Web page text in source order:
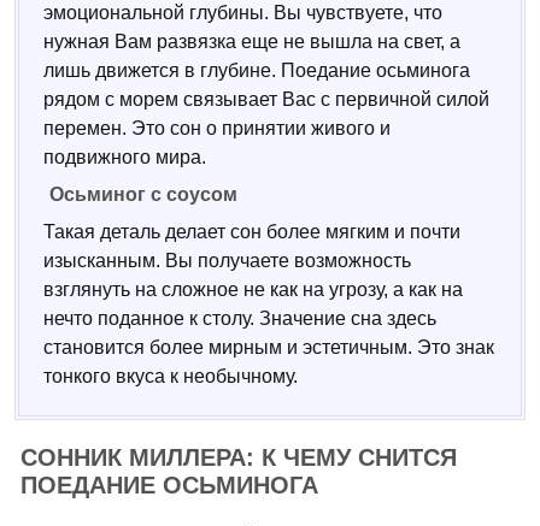
эмоциональной глубины. Вы чувствуете, что
нужная Вам развязка еще не вышла на свет, а
лишь движется в глубине. Поедание осьминога
рядом с морем связывает Вас с первичной силой
перемен. Это сон о принятии живого и
подвижного мира.
Осьминог с соусом
Такая деталь делает сон более мягким и почти
изысканным. Вы получаете возможность
взглянуть на сложное не как на угрозу, а как на
нечто поданное к столу. Значение сна здесь
становится более мирным и эстетичным. Это знак
тонкого вкуса к необычному.
СОННИК МИЛЛЕРА: К ЧЕМУ СНИТСЯ
ПОЕДАНИЕ ОСЬМИНОГА